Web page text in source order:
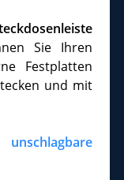
Sie Ihren
Festplatten
und mit